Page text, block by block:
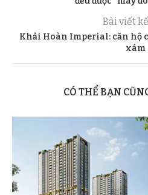
Bài viết
Khải Hoàn Imperial: căn hộ
xám
CÓ THỂ BẠN